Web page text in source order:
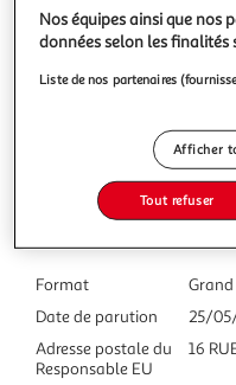
Caractéristiques
Format
Date de parution
25/
Adresse postale du
Responsable EU
16
Nos équipes ainsi que nos
données selon les finalités
Liste de nos partenaires
Afficher
Tout refuser